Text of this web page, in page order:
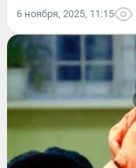
6 ноября, 2025, 11:15